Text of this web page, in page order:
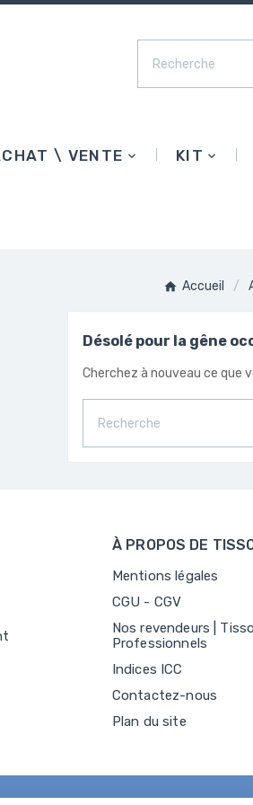
\ VENTE KIT
Accueil
Désolé pour la gêne
Cherchez à nouveau ce que
À PROPOS DE
Mentions légales
CGU - CGV
Nos revendeurs |
Professionnels
Indices ICC
Contactez-nous
Plan du site